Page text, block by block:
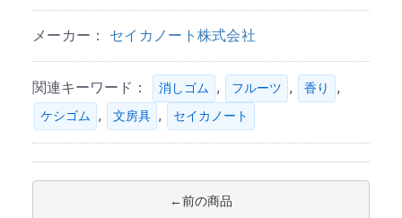
メーカー： セイカノート株式会社
関連キーワード： 消しゴム , フルーツ , 香り ,
ケシゴム , 文房具 , セイカノート
前の商品